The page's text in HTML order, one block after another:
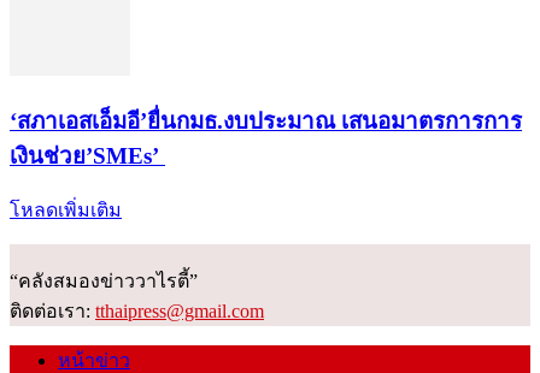
‘สภาเอสเอ็มอี’ยื่นกมธ.งบประมาณ เสนอมาตรการการ
เงินช่วย’SMEs’
โหลดเพิ่มเติม
“คลังสมองข่าววาไรตี้”
ติดต่อเรา: tthaipress@gmail.com
หน้าข่าว